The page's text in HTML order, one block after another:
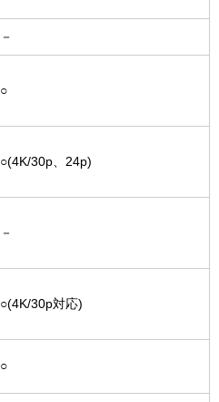
－
○
○(4K/30p、24p)
－
○(4K/30p対応)
○